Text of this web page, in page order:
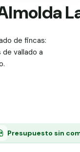
de fincas:
vallado a
Presupuesto sin